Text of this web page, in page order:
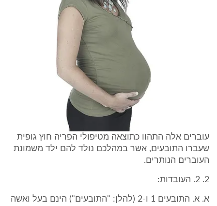
עוברים אלה התהוו כתוצאה מטיפולי הפריה חוץ גופית
שעברו התובעים, אשר במהלכם נולד להם ילד משמונת
העוברים הנותרים.
2. 2. העובדות:
א. א. התובעים 1 ו-2 (להלן: "התובעים") הינם בעל ואשה